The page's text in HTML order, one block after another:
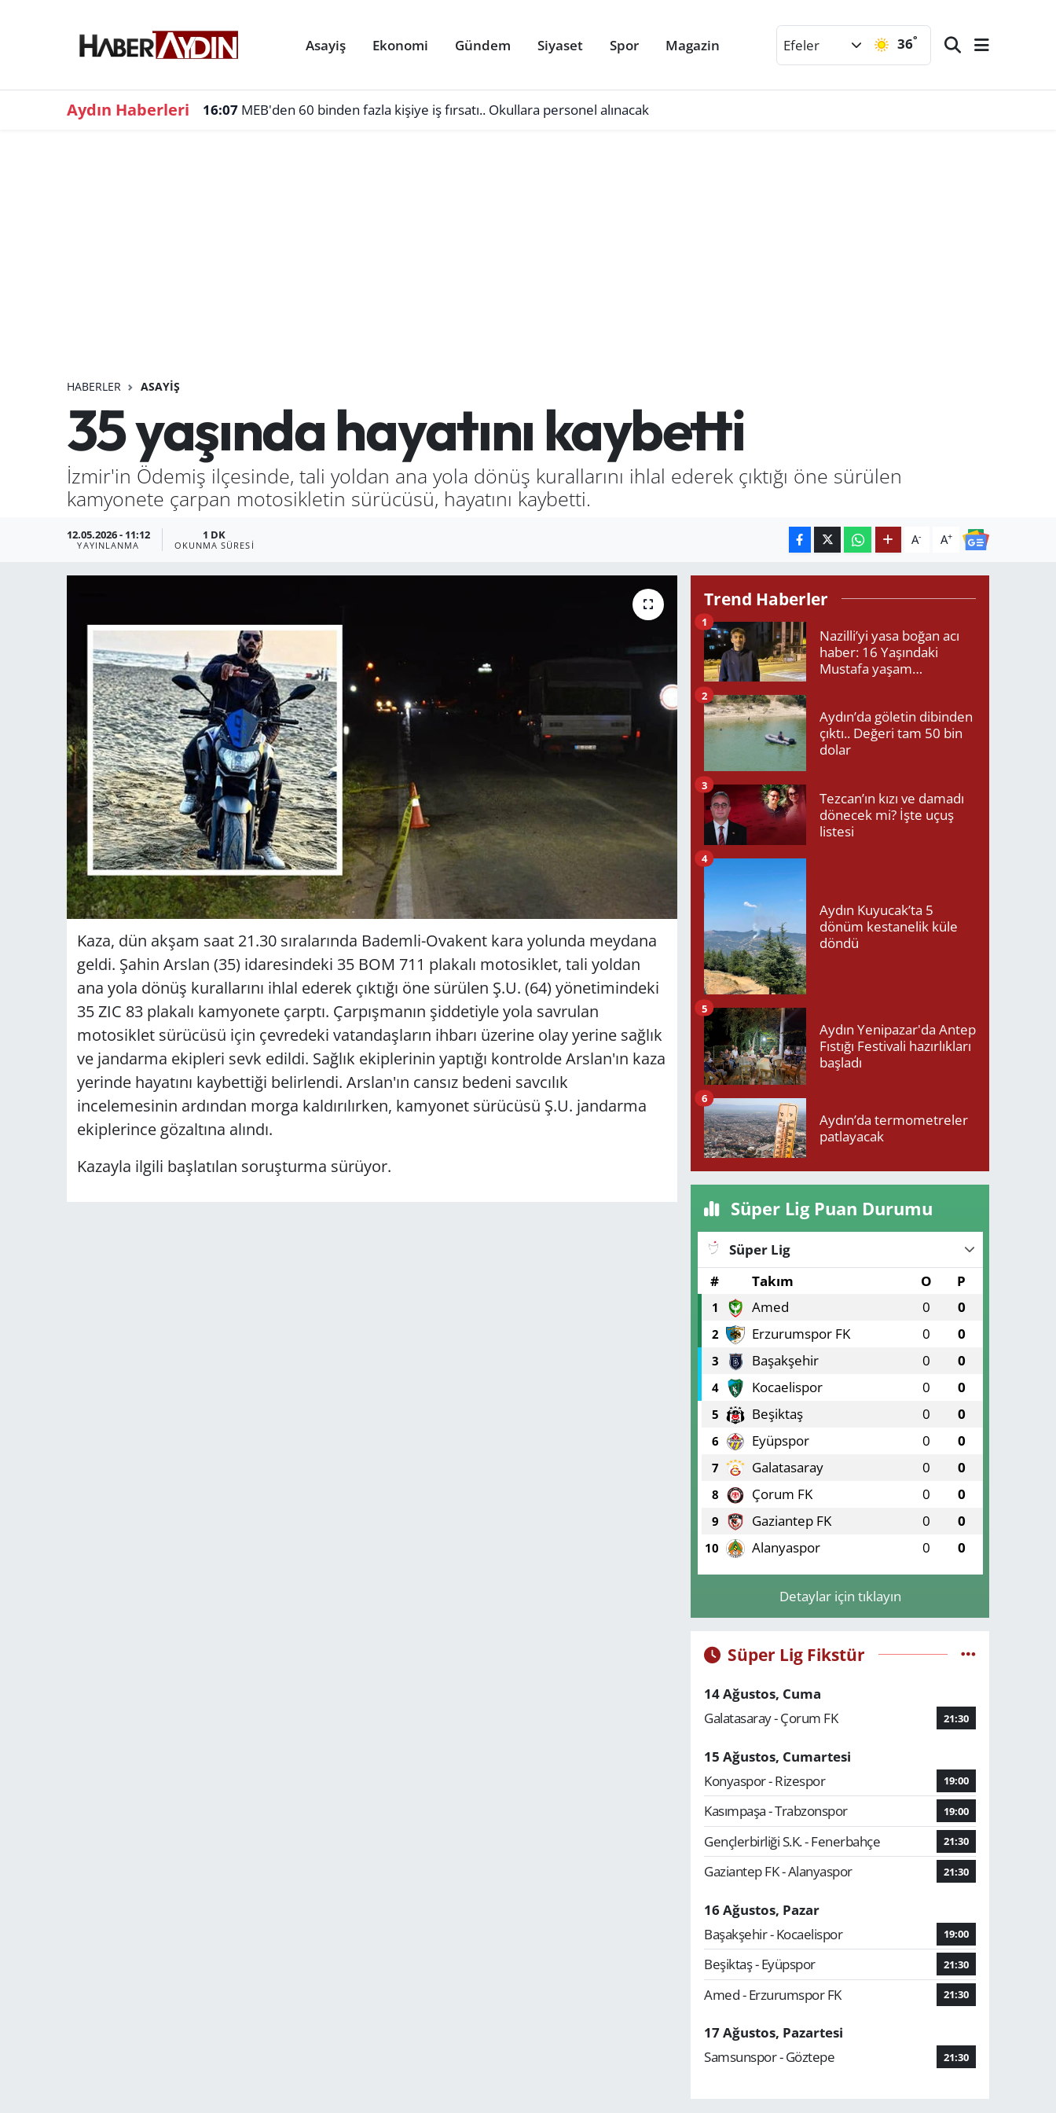
Asayiş Ekonomi Gündem Siyaset Spor Magazin Efeler 36°
Aydın Haberleri 16:07 MEB'den 60 binden fazla kişiye iş fırsatı.. Okullara personel alınacak
HABERLER ASAYIŞ
35 yaşında hayatını kaybetti
İzmir'in Ödemiş ilçesinde, tali yoldan ana yola dönüş kurallarını ihlal ederek çıktığı öne sürülen
kamyonete çarpan motosikletin sürücüsü, hayatını kaybetti.
12.05.2026 - 11:12
YAYINLANMA
1 DK
OKUNMA SÜRESI A- A+
Kaza, dün akşam saat 21.30 sıralarında Bademli-Ovakent kara yolunda meydana
geldi. Şahin Arslan (35) idaresindeki 35 BOM 711 plakalı motosiklet, tali yoldan
ana yola dönüş kurallarını ihlal ederek çıktığı öne sürülen Ş.U. (64) yönetimindeki
35 ZIC 83 plakalı kamyonete çarptı. Çarpışmanın şiddetiyle yola savrulan
motosiklet sürücüsü için çevredeki vatandaşların ihbarı üzerine olay yerine sağlık
ve jandarma ekipleri sevk edildi. Sağlık ekiplerinin yaptığı kontrolde Arslan'ın kaza
yerinde hayatını kaybettiği belirlendi. Arslan'ın cansız bedeni savcılık
incelemesinin ardından morga kaldırılırken, kamyonet sürücüsü Ş.U. jandarma
ekiplerince gözaltına alındı.
Kazayla ilgili başlatılan soruşturma sürüyor.
Trend Haberler
Nazilli’yi yasa boğan acı
haber: 16 Yaşındaki
Mustafa yaşam
1
Aydın’da göletin dibinden
çıktı.. Değeri tam 50 bin
dolar
2
Tezcan’ın kızı ve damadı
dönecek mi? İşte uçuş
listesi
3
Aydın Kuyucak’ta 5
dönüm kestanelik küle
döndü
4
Aydın Yenipazar'da Antep
Fıstığı Festivali hazırlıkları
başladı
5
Aydın’da termometreler
patlayacak
6
Süper Lig Puan Durumu
Süper Lig
#
Takım O P
1 Amed 0 0
2 Erzurumspor FK 0 0
3 Başakşehir 0 0
4 Kocaelispor 0 0
5 Beşiktaş 0 0
6 Eyüpspor 0 0
7 Galatasaray 0 0
8 Çorum FK 0 0
9 Gaziantep FK 0 0
10 Alanyaspor 0 0
Detaylar için tıklayın
Süper Lig Fikstür
14 Ağustos, Cuma
Galatasaray - Çorum FK
21:30
15 Ağustos, Cumartesi
Konyaspor - Rizespor
19:00
Kasımpaşa - Trabzonspor 19:00
Gençlerbirliği S.K. - Fenerbahçe 21:30
Gaziantep FK - Alanyaspor 21:30
16 Ağustos, Pazar
Başakşehir - Kocaelispor
19:00
Beşiktaş - Eyüpspor 21:30
Amed - Erzurumspor FK 21:30
17 Ağustos, Pazartesi
Samsunspor - Göztepe
21:30